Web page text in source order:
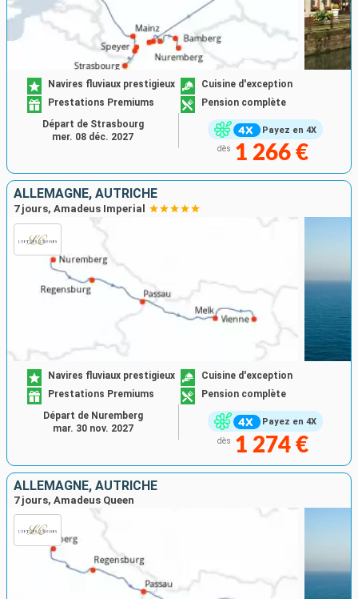
Payez en 4X
Navires fluviaux prestigieux
Cuisine d'exception
Prestations Premiums
Pension complète
dès 1 266 €
Départ de Strasbourg
mer. 08 déc. 2027
ALLEMAGNE, AUTRICHE
7 jours, Amadeus Imperial
Payez en 4X
Navires fluviaux prestigieux
Cuisine d'exception
Prestations Premiums
Pension complète
dès 1 274 €
Départ de Nuremberg
mar. 30 nov. 2027
ALLEMAGNE, AUTRICHE
7 jours, Amadeus Queen